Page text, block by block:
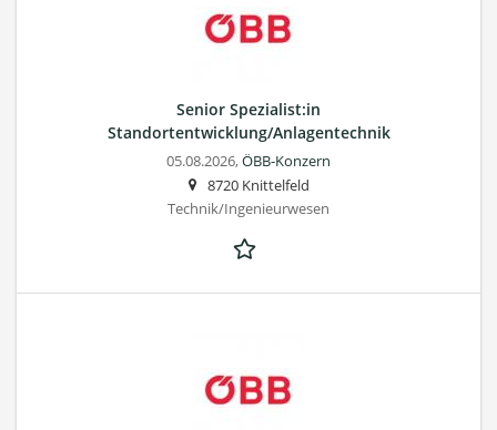
Senior Spezialist:in
Standortentwicklung/Anlagentechnik
05.08.2026,ÖBB-Konzern
8720 Knittelfeld
Technik/Ingenieurwesen